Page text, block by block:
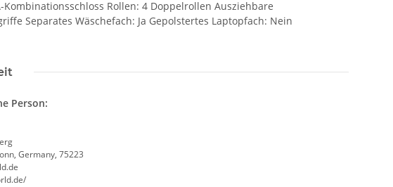
Rollen: 4 Doppelrollen Ausziehbare
Separates Wäschefach: Ja Gepolstertes Laptopfach: Nein
Person:
Germany, 75223